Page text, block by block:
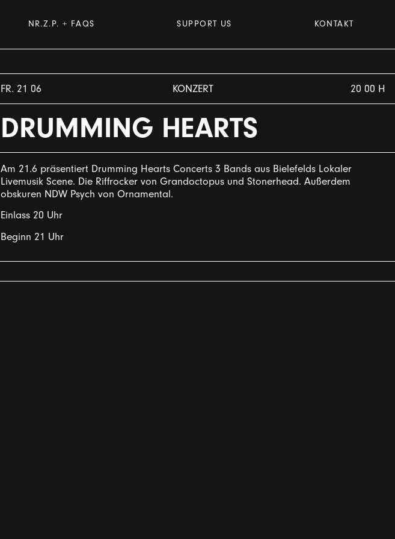
NR.Z.P. + FAQS SUPPORT US KONTAKT
FR. 21 06 KONZERT 20 00 H
DRUMMING HEARTS
Am 21.6 präsentiert Drumming Hearts Concerts 3 Bands aus Bielefelds Lokaler
Livemusik Scene. Die Riffrocker von Grandoctopus und Stonerhead. Außerdem
obskuren NDW Psych von Ornamental.
Einlass 20 Uhr
Beginn 21 Uhr